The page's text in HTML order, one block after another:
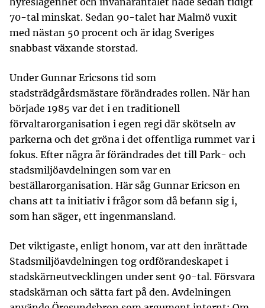
70-tal minskat. Sedan 90-talet har Malmö vuxit
med nästan 50 procent och är idag Sveriges
snabbast växande storstad.
Under Gunnar Ericsons tid som
stadsträdgårdsmästare förändrades rollen. När han
började 1985 var det i en traditionell
förvaltarorganisation i egen regi där skötseln av
parkerna och det gröna i det offentliga rummet var i
fokus. Efter några år förändrades det till Park- och
stadsmiljöavdelningen som var en
beställarorganisation. Här såg Gunnar Ericson en
chans att ta initiativ i frågor som då befann sig i,
som han säger, ett ingenmansland.
Det viktigaste, enligt honom, var att den inrättade
Stadsmiljöavdelningen tog ordförandeskapet i
stadskärneutvecklingen under sent 90-tal. Försvara
stadskärnan och sätta fart på den. Avdelningen